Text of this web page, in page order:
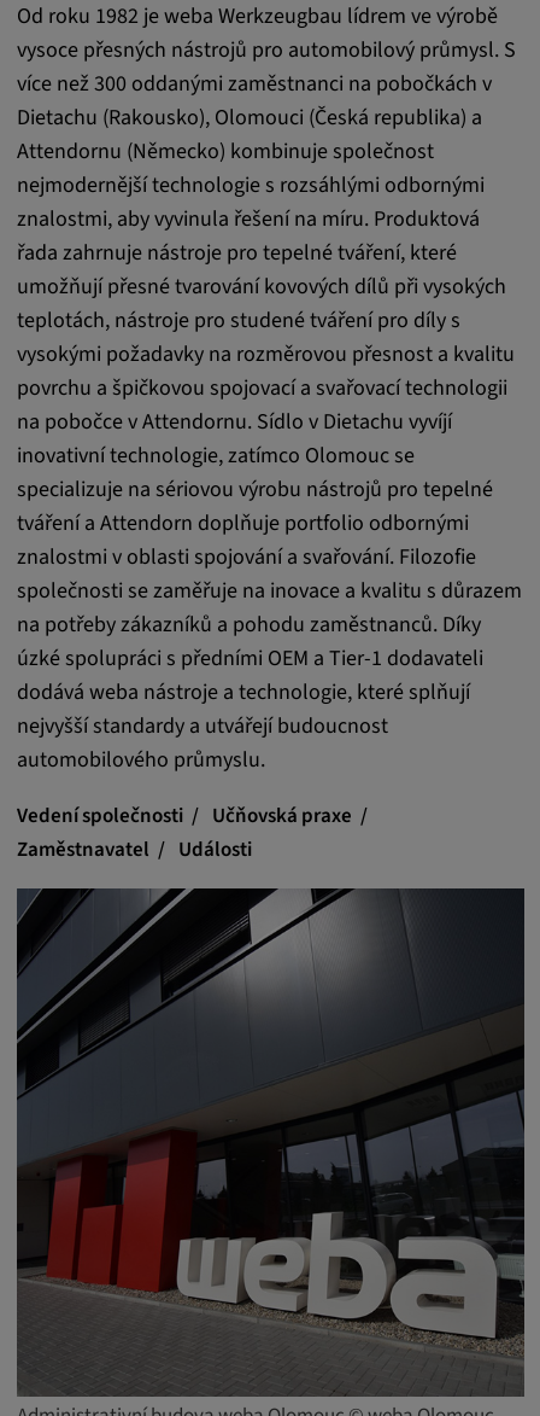
Od roku 1982 je weba Werkzeugbau lídrem ve výrobě
vysoce přesných nástrojů pro automobilový průmysl. S
více než 300 oddanými zaměstnanci na pobočkách v
Dietachu (Rakousko), Olomouci (Česká republika) a
Attendornu (Německo) kombinuje společnost
nejmodernější technologie s rozsáhlými odbornými
znalostmi, aby vyvinula řešení na míru. Produktová
řada zahrnuje nástroje pro tepelné tváření, které
umožňují přesné tvarování kovových dílů při vysokých
teplotách, nástroje pro studené tváření pro díly s
vysokými požadavky na rozměrovou přesnost a kvalitu
povrchu a špičkovou spojovací a svařovací technologii
na pobočce v Attendornu. Sídlo v Dietachu vyvíjí
inovativní technologie, zatímco Olomouc se
specializuje na sériovou výrobu nástrojů pro tepelné
tváření a Attendorn doplňuje portfolio odbornými
znalostmi v oblasti spojování a svařování. Filozofie
společnosti se zaměřuje na inovace a kvalitu s důrazem
na potřeby zákazníků a pohodu zaměstnanců. Díky
úzké spolupráci s předními OEM a Tier-1 dodavateli
dodává weba nástroje a technologie, které splňují
nejvyšší standardy a utvářejí budoucnost
automobilového průmyslu.
Vedení společnosti
Učňovská praxe
Zaměstnavatel
Události